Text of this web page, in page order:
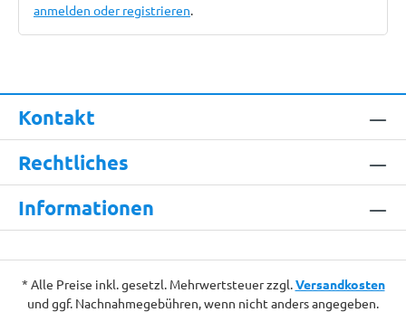
anmelden oder registrieren.
Kontakt
Rechtliches
Informationen
* Alle Preise inkl. gesetzl. Mehrwertsteuer zzgl.Versandkosten
und ggf. Nachnahmegebühren, wenn nicht anders angegeben.